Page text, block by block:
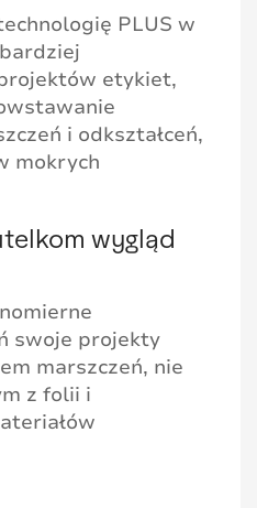
PLUS w
etykiet,
i odkształceń,
mokrych
wygląd
swoje projekty
marszczeń, nie
z folii i